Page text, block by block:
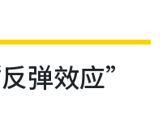
弹效应”